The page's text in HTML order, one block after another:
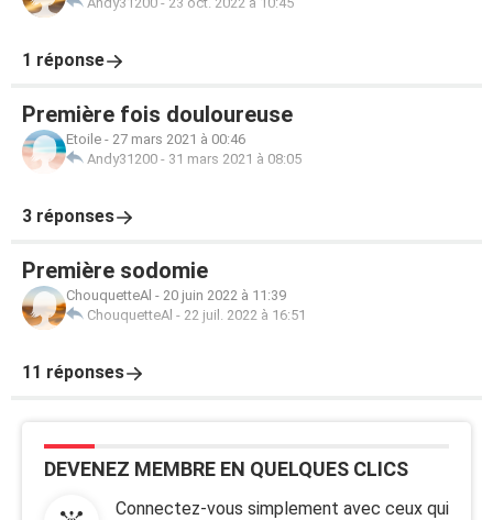
1 réponse
Première fois douloureuse
Etoile - 27 mars 2021 à 00:46
Andy31200 - 31 mars 2021 à 08:05
3 réponses
Première sodomie
ChouquetteAl - 20 juin 2022 à 11:39
ChouquetteAl - 22 juil. 2022 à 16:51
11 réponses
DEVENEZ MEMBRE EN QUELQUES CLICS
Connectez-vous simplement avec ceux qui